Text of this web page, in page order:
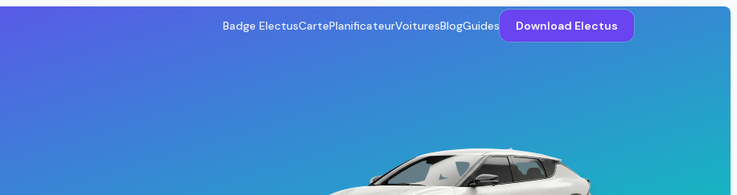
Badge ElectusCartePlanificateurVoituresBlogGuides Download Electus